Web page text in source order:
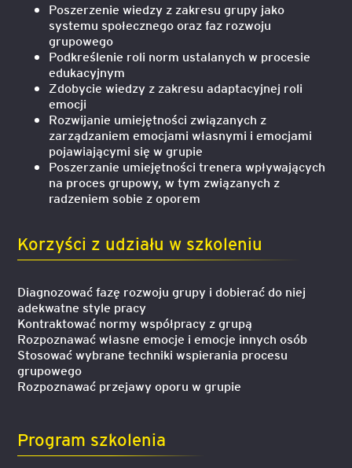
Poszerzenie wiedzy z zakresu grupy jako
systemu społecznego oraz faz rozwoju
grupowego
Podkreślenie roli norm ustalanych w procesie
edukacyjnym
Zdobycie wiedzy z zakresu adaptacyjnej roli
emocji
Rozwijanie umiejętności związanych z
zarządzaniem emocjami własnymi i emocjami
pojawiającymi się w grupie
Poszerzanie umiejętności trenera wpływających
na proces grupowy, w tym związanych z
radzeniem sobie z oporem
Korzyści z udziału w szkoleniu
Diagnozować fazę rozwoju grupy i dobierać do niej
adekwatne style pracy
Kontraktować normy współpracy z grupą
Rozpoznawać własne emocje i emocje innych osób
Stosować wybrane techniki wspierania procesu
grupowego
Rozpoznawać przejawy oporu w grupie
Program szkolenia